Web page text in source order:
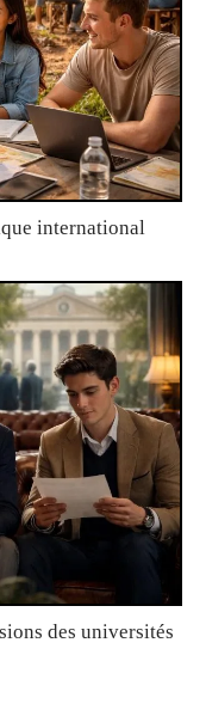
international
des universités